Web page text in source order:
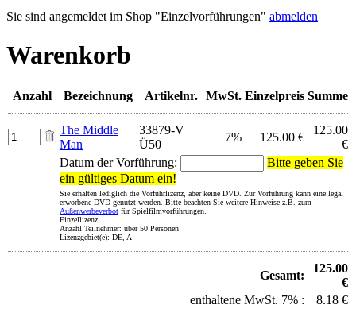
Sie sind angemeldet im Shop "Einzelvorführungen" abmelden
Warenkorb
Anzahl Bezeichnung Artikelnr. MwSt. Einzelpreis Summe
The Middle
Man
33879-V
Ü50
7% 125.00 €
125.00
€
Datum der Vorführung:
Bitte geben Sie
ein gültiges Datum ein!
Sie erhalten lediglich die Vorführlizenz, aber keine DVD. Zur Vorführung kann eine legal
erworbene DVD genutzt werden. Bitte beachten Sie weitere Hinweise z.B. zum
Außenwerbeverbot für Spielfilmvorführungen.
Einzellizenz
Anzahl Teilnehmer: über 50 Personen
Lizenzgebiet(e): DE, A
Gesamt:
125.00
€
enthaltene MwSt. 7% :
8.18 €